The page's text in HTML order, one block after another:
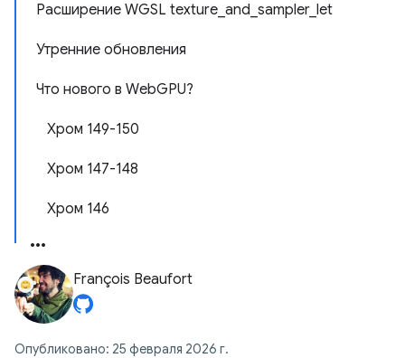
Расширение WGSL texture_and_sampler_let
Утренние обновления
Что нового в WebGPU?
Хром 149-150
Хром 147-148
Хром 146
François Beaufort
Опубликовано: 25 февраля 2026 г.